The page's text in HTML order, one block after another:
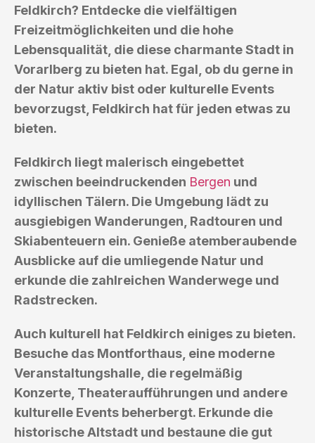
Feldkirch? Entdecke die vielfältigen
Freizeitmöglichkeiten und die hohe
Lebensqualität, die diese charmante Stadt in
Vorarlberg zu bieten hat. Egal, ob du gerne in
der Natur aktiv bist oder kulturelle Events
bevorzugst, Feldkirch hat für jeden etwas zu
bieten.
Feldkirch liegt malerisch eingebettet
zwischen beeindruckenden Bergen und
idyllischen Tälern. Die Umgebung lädt zu
ausgiebigen Wanderungen, Radtouren und
Skiabenteuern ein. Genieße atemberaubende
Ausblicke auf die umliegende Natur und
erkunde die zahlreichen Wanderwege und
Radstrecken.
Auch kulturell hat Feldkirch einiges zu bieten.
Besuche das Montforthaus, eine moderne
Veranstaltungshalle, die regelmäßig
Konzerte, Theateraufführungen und andere
kulturelle Events beherbergt. Erkunde die
historische Altstadt und bestaune die gut